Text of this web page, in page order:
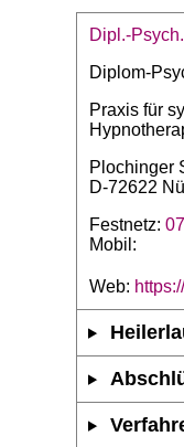
Dipl.-
Diplom-
Praxis für
Plochinger
D-72622
Festnetz:
Mobil:
Web: